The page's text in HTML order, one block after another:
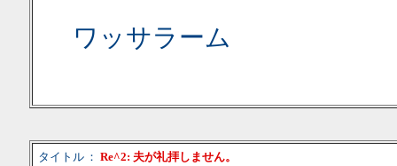
ワッサラーム
タイトル ： Re^2: 夫が礼拝しません。